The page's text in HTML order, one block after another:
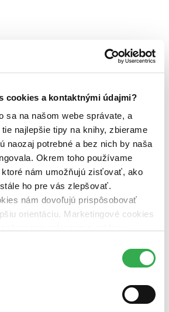
cookies a kontaktnými údajmi?
sa na našom webe správate, a
najlepšie tipy na knihy, zbierame
naozaj potrebné a bez nich by naša
Okrem toho používame
nám umožňujú zisťovať, ako
ho pre vás zlepšovať.
nám dovoľujú prispôsobovať
orientáciu. Marketingové cookies
mohli používať všetky tieto
(0 titulov)na centrálnom sklade
predpredaj
titulov)
pripravujeme
vypredaných) (0 titulov)
dostupná (bez
nová
čítaná
stav (0 titulov)čítaná - výborný stav
opotrebovaná (0 titulov)čítaná - mierne